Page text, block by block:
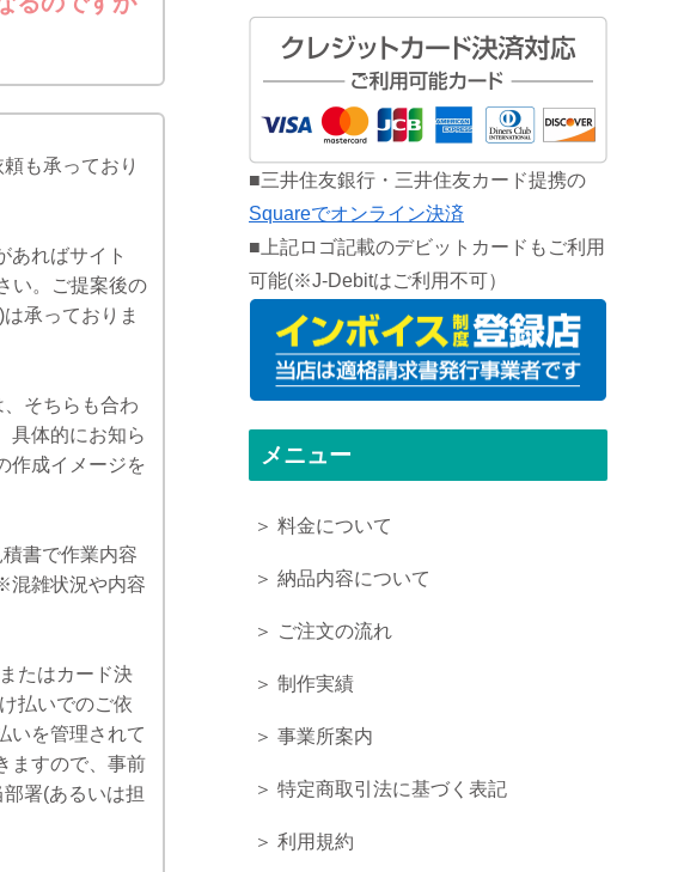
も承っており
あればサイト
い。ご提案後の
承っておりま
そちらも合わ
具体的にお知ら
作成イメージを
書で作業内容
混雑状況や内容
たはカード決
払いでのご依
いを管理されて
ますので、事前
署(あるいは担
■三井住友銀行・三井住友カード提携の
Squareでオンライン決済
■上記ロゴ記載のデビットカードもご利用
可能(※J-Debitはご利用不可）
メニュー
＞ 料金について
＞ 納品内容について
＞ ご注文の流れ
＞ 制作実績
＞ 事業所案内
＞ 特定商取引法に基づく表記
＞ 利用規約